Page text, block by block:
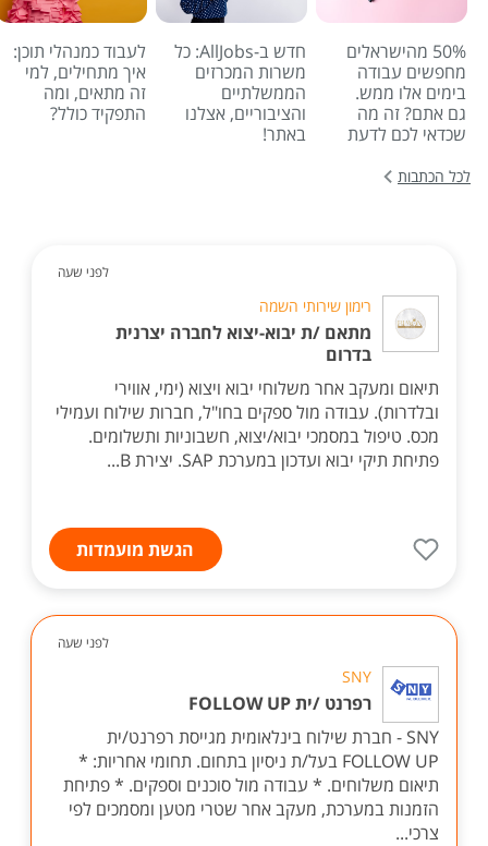
50% מהישראלים
מחפשים עבודה
בימים אלו ממש.
גם אתם? זה מה
שכדאי לכם לדעת
חדש ב-AllJobs: כל
משרות המכרזים
הממשלתיים
והציבוריים, אצלנו
באתר!
לעבוד כמנהלי תוכן:
איך מתחילים, למי
זה מתאים, ומה
התפקיד כולל?
לכל הכתבות
לפני שעה
רימון שירותי השמה
מתאם /ת יבוא-יצוא לחברה יצרנית
בדרום
תיאום ומעקב אחר משלוחי יבוא ויצוא (ימי, אווירי
ובלדרות). עבודה מול ספקים בחו"ל, חברות שילוח ועמילי
מכס. טיפול במסמכי יבוא/יצוא, חשבוניות ותשלומים.
פתיחת תיקי יבוא ועדכון במערכת SAP. יצירת B...
הגשת מועמדות
לפני שעה
SNY
רפרנט /ית FOLLOW UP
SNY - חברת שילוח בינלאומית מגייסת רפרנט/ית
FOLLOW UP בעל/ת ניסיון בתחום. תחומי אחריות: *
תיאום משלוחים. * עבודה מול סוכנים וספקים. * פתיחת
הזמנות במערכת, מעקב אחר שטרי מטען ומסמכים לפי
צרכי...